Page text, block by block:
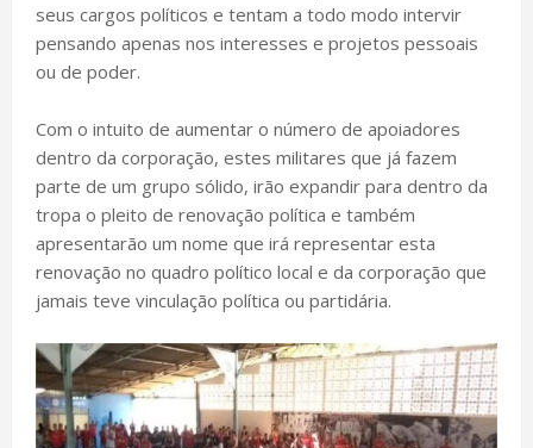
seus cargos políticos e tentam a todo modo intervir
pensando apenas nos interesses e projetos pessoais
ou de poder.
Com o intuito de aumentar o número de apoiadores
dentro da corporação, estes militares que já fazem
parte de um grupo sólido, irão expandir para dentro da
tropa o pleito de renovação política e também
apresentarão um nome que irá representar esta
renovação no quadro político local e da corporação que
jamais teve vinculação política ou partidária.